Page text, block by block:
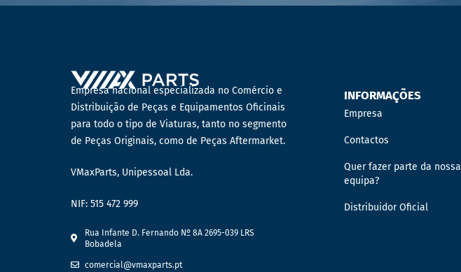
Empresa nacional especializada no Comércio e
Distribuição de Peças e Equipamentos Oficinais
para todo o tipo de Viaturas, tanto no segmento
de Peças Originais, como de Peças Aftermarket.
VMaxParts, Unipessoal Lda.
NIF: 515 472 999
Rua Infante D. Fernando Nº 8A 2695-039 LRS
Bobadela
comercial@vmaxparts.pt
INFORMAÇÕES
Empresa
Contactos
Quer fazer parte da nossa
equipa?
Distribuidor Oficial